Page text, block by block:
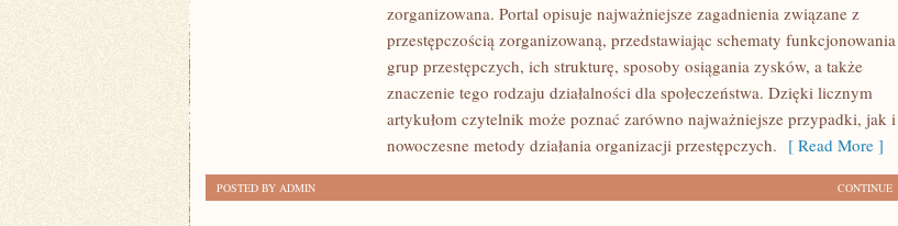
CZYTELNIKÓW
zorganizowana. Portal opisuje najważniejsze zagadnienia związane z
przestępczością zorganizowaną, przedstawiając schematy funkcjonowania
grup przestępczych, ich strukturę, sposoby osiągania zysków, a także
znaczenie tego rodzaju działalności dla społeczeństwa. Dzięki licznym
artykułom czytelnik może poznać zarówno najważniejsze przypadki, jak i
nowoczesne metody działania organizacji przestępczych. [ Read More ]
CONTINUE
POSTED BY ADMIN